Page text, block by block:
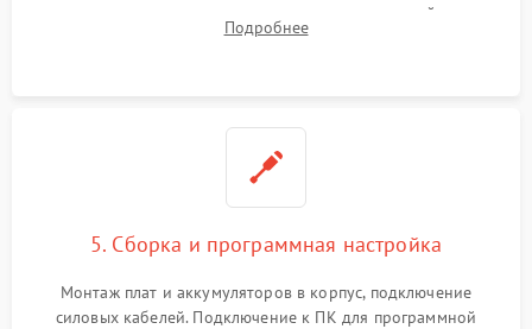
цепи зарядки и монтаж новых радиодеталей.
Восстановление поврежденных токоведущих дорожек и
Подробнее
5. Сборка и программная настройка
Монтаж плат и аккумуляторов в корпус, подключение
силовых кабелей. Подключение к ПК для программной